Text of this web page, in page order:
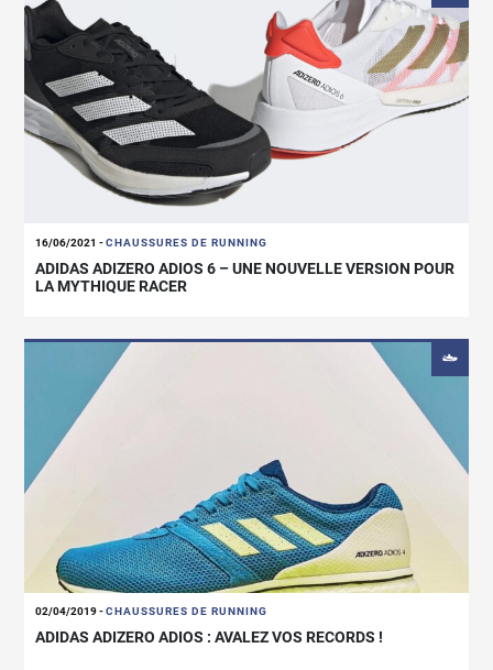
16/06/2021 -CHAUSSURES DE RUNNING
ADIDAS ADIZERO ADIOS 6 – UNE NOUVELLE VERSION POUR
LA MYTHIQUE RACER
02/04/2019-CHAUSSURES DE RUNNING
ADIDAS ADIZERO ADIOS : AVALEZ VOS RECORDS !